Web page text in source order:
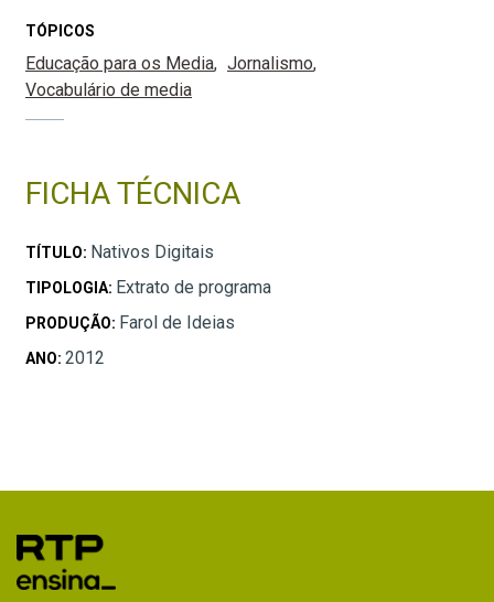
TÓPICOS
Educação para os Media
Jornalismo
Vocabulário de media
FICHA TÉCNICA
TÍTULO: Nativos Digitais
TIPOLOGIA: Extrato de programa
PRODUÇÃO: Farol de Ideias
ANO: 2012